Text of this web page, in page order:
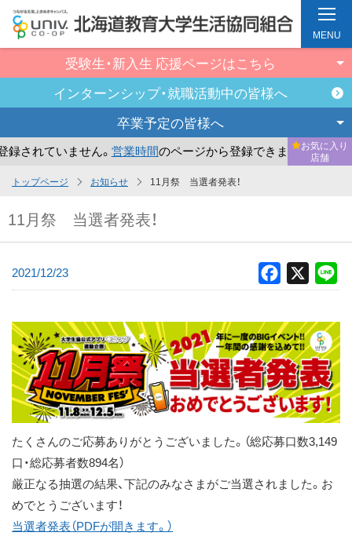
ン
コ
受験生・新入生 応援ページはこちら
インターンシップ・就職活動中の皆様へ
卒業予定の皆様へ
れていません。営業時間のページから登録できます。 ま
お気に入り
店舗
MENU
トップページ お知らせ 11月祭 当選者発表！
11月祭 当選者発表！
2021/12/23 Facebook
たくさんのご応募ありがとうございました。（総応募口数3,149
口・総応募者数894名）
厳正なる抽選の結果、下記のみなさまがご当選されました。お
めでとうございます！
当選者発表（PDFが開きます。）